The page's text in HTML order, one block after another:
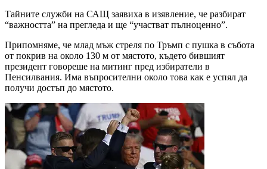
Тайните служби на САЩ заявиха в изявление, че разбират
“важността” на прегледа и ще “участват пълноценно”.
Припомняме, че млад мъж стреля по Тръмп с пушка в събота
от покрив на около 130 м от мястото, където бившият
президент говореше на митинг пред избиратели в
Пенсилвания. Има въпросителни около това как е успял да
получи достъп до мястото.